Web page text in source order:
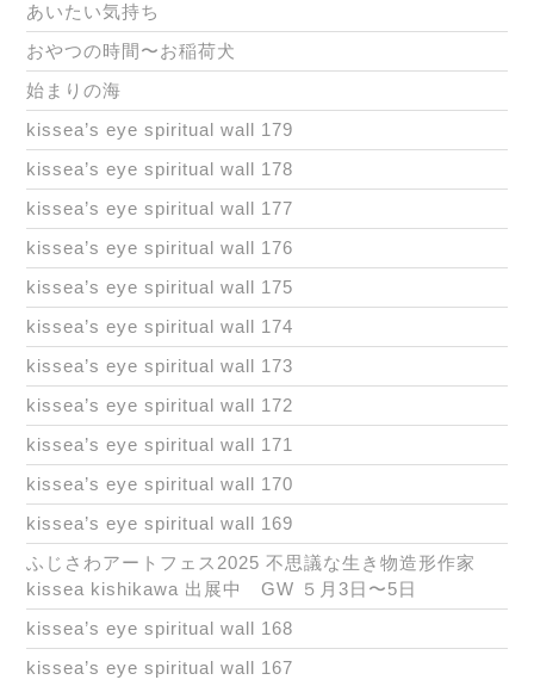
あいたい気持ち
おやつの時間〜お稲荷犬
始まりの海
kissea’s eye spiritual wall 179
kissea’s eye spiritual wall 178
kissea’s eye spiritual wall 177
kissea’s eye spiritual wall 176
kissea’s eye spiritual wall 175
kissea’s eye spiritual wall 174
kissea’s eye spiritual wall 173
kissea’s eye spiritual wall 172
kissea’s eye spiritual wall 171
kissea’s eye spiritual wall 170
kissea’s eye spiritual wall 169
ふじさわアートフェス2025 不思議な生き物造形作家
kissea kishikawa 出展中 GW ５月3日〜5日
kissea’s eye spiritual wall 168
kissea’s eye spiritual wall 167